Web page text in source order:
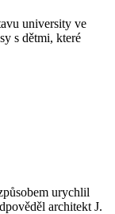
university ve
s dětmi, které
urychlil
architekt J.